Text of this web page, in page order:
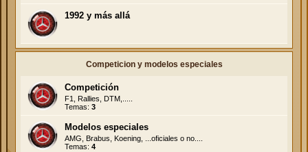
1992 y más allá
Competicion y modelos especiales
Competición
F1, Rallies, DTM,.....
Temas: 3
Modelos especiales
AMG, Brabus, Koening, ...oficiales o no....
Temas: 4